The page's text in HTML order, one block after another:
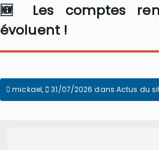
🆕 Les comptes
évoluent !
mickael, 31/07/2026 dans Actus du